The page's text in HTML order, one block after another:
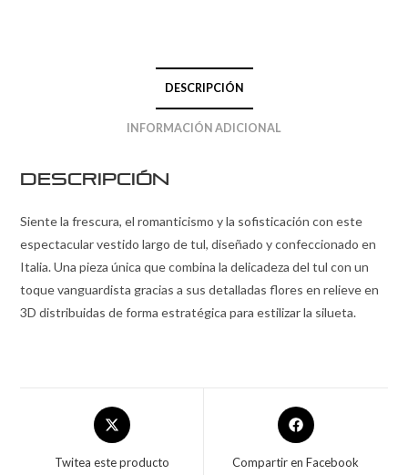
DESCRIPCIÓN
INFORMACIÓN ADICIONAL
Descripción
Siente la frescura, el romanticismo y la sofisticación con este
espectacular vestido largo de tul, diseñado y confeccionado en
Italia. Una pieza única que combina la delicadeza del tul con un
toque vanguardista gracias a sus detalladas flores en relieve en
3D distribuidas de forma estratégica para estilizar la silueta.
Twitea este producto Compartir en Facebook